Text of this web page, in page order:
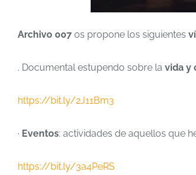
Archivo 007 os propone los siguientes
. Documental estupendo sobre la vida y
https://bit.ly/2J11Bm3
· Eventos: actividades de aquellos que
https://bit.ly/3a4PeRS